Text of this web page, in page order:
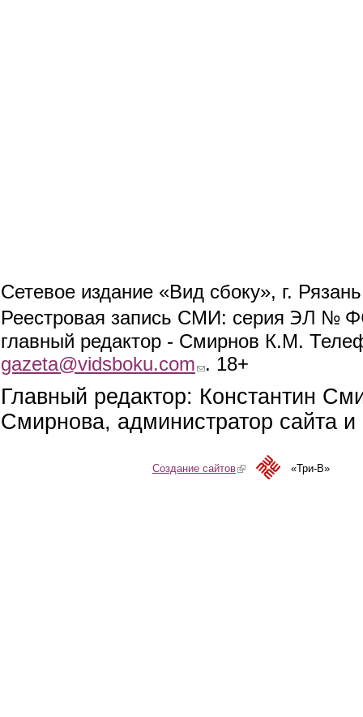
Сетевое издание «Вид сбоку», г.
Реестровая запись СМИ: серия ЭЛ №
главный редактор - Смирнов К.М.
gazeta@vidsboku.com (link sends e-mail)
. 18+
Главный редактор: Константин
Смирнова, администратор сайта
Создание сайтов(link is external)«Три-В»